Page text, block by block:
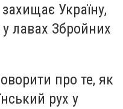
Україну,
лавах Збройних
про те, як
рух у